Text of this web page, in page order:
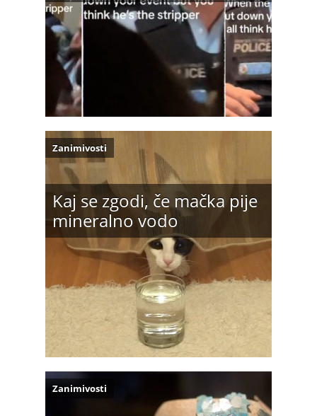
Kaj se zgodi, če mačka pije
mineralno vodo
Zanimivosti
Zanimivosti